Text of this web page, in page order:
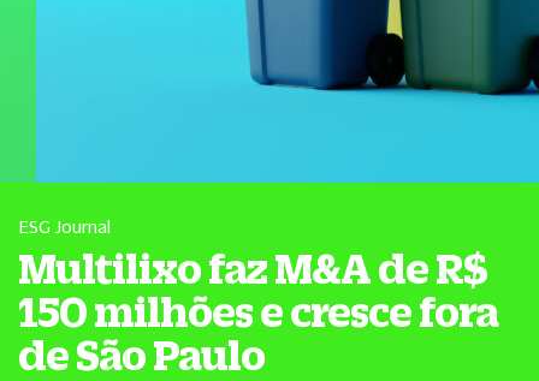
ESG Journal
Multilixo faz M&A de R$
150 milhões e cresce fora
de São Paulo